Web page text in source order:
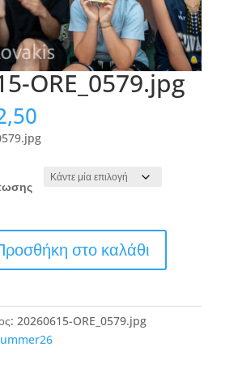
ORE_0579.jpg
Price
range:
€1,00
through
€2,50
στο καλάθι
20260615-ORE_0579.jpg